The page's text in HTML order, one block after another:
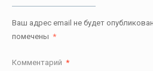
Ваш адрес email не будет
помечены *
Комментарий *